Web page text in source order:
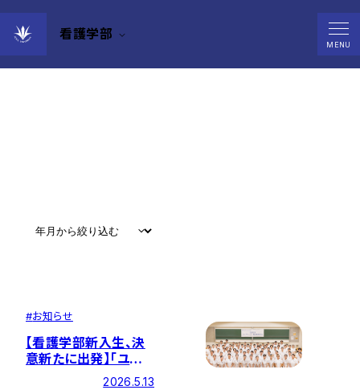
看護学部
MENU
News
#お知らせ
【看護学部新入生、決
意新たに出発】「ユニ
フォーム・聴診器贈呈
2026.5.13